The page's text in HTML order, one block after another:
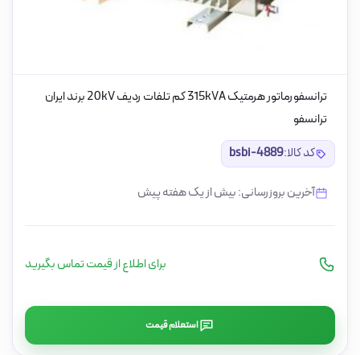
ترانسفورماتور هرمتیک 315kVA کم تلفات ردیف 20kV برند ایران
ترانسفو
کد کالا:bsbi-4889
آخرین بروزرسانی: بیش از یک هفته پیش
برای اطلاع از قیمت تماس بگیرید
استعلام قیمت